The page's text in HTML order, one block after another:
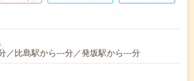
／比島駅から---分／発坂駅から---分